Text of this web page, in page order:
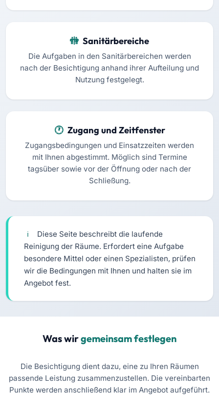
Sanitärbereiche
Die Aufgaben in den Sanitärbereichen werden
nach der Besichtigung anhand ihrer Aufteilung und
Nutzung festgelegt.
Zugang und Zeitfenster
Zugangsbedingungen und Einsatzzeiten werden
mit Ihnen abgestimmt. Möglich sind Termine
tagsüber sowie vor der Öffnung oder nach der
Schließung.
Diese Seite beschreibt die laufende
Reinigung der Räume. Erfordert eine Aufgabe
besondere Mittel oder einen Spezialisten, prüfen
wir die Bedingungen mit Ihnen und halten sie im
Angebot fest.
Was wirgemeinsam festlegen
Die Besichtigung dient dazu, eine zu Ihren Räumen
passende Leistung zusammenzustellen. Die vereinbarten
Punkte werden anschließend klar im Angebot aufgeführt.